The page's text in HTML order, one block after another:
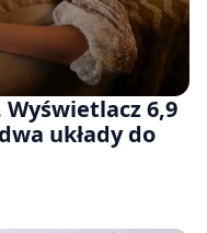
6,9
układy do